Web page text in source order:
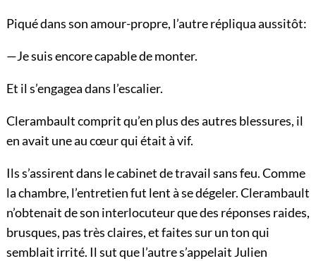
Piqué dans son amour-propre, l’autre répliqua aussitôt:
—Je suis encore capable de monter.
Et il s’engagea dans l’escalier.
Clerambault comprit qu’en plus des autres blessures, il
en avait une au cœur qui était à vif.
Ils s’assirent dans le cabinet de travail sans feu. Comme
la chambre, l’entretien fut lent à se dégeler. Clerambault
n’obtenait de son interlocuteur que des réponses raides,
brusques, pas très claires, et faites sur un ton qui
semblait irrité. Il sut que l’autre s’appelait Julien